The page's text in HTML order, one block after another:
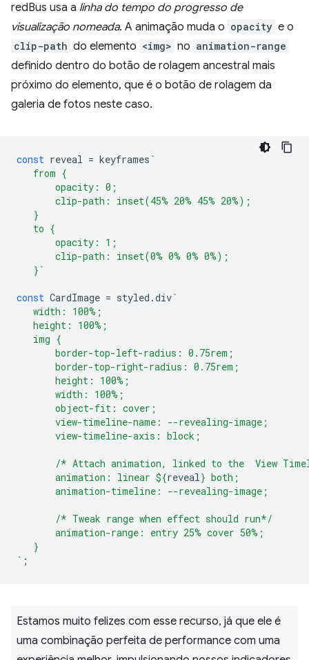
redBus usa a linha do tempo do progresso de
visualização nomeada. A animação muda o opacity e o
clip-path do elemento <img> no animation-range
definido dentro do botão de rolagem ancestral mais
próximo do elemento, que é o botão de rolagem da
galeria de fotos neste caso.
const reveal = keyframes `
   from {
       opacity: 0;
       clip-path: inset(45% 20% 45% 20%);
   }
   to {
       opacity: 1;
       clip-path: inset(0% 0% 0% 0%);
   }`
const CardImage = styled .div`
   width: 100%;
   height: 100%;
   img {
       border-top-left-radius: 0.75rem;
       border-top-right-radius: 0.75rem;
       height: 100%;
       width: 100%;
       object-fit: cover;
       view-timeline-name: --revealing-image;
       view-timeline-axis: block;
/* Attach animation, linked to the  View
       animation: linear
${reveal} both;
       animation-timeline: --revealing-image;
       /* Tweak range when effect should run*/
       animation-range: entry 25% cover 50%;
   }
` ;
Estamos muito felizes com esse recurso, já que ele é
uma combinação perfeita de performance com uma